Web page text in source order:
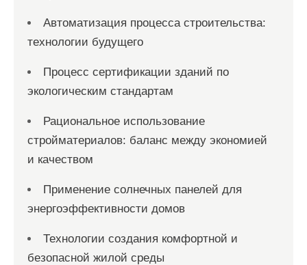
Автоматизация процесса строительства:
технологии будущего
Процесс сертификации зданий по
экологическим стандартам
Рациональное использование
стройматериалов: баланс между экономией
и качеством
Применение солнечных панелей для
энергоэффективности домов
Технологии создания комфортной и
безопасной жилой среды